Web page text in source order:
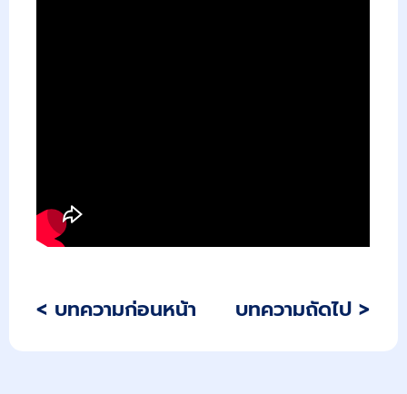
< บทความก่อนหน้า บทความถัดไป >